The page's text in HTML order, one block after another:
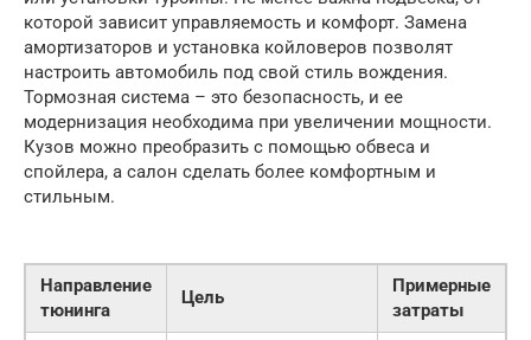
которой зависит управляемость и комфорт. Замена
амортизаторов и установка койловеров позволят
настроить автомобиль под свой стиль вождения.
Тормозная система – это безопасность, и ее
модернизация необходима при увеличении мощности.
Кузов можно преобразить с помощью обвеса и
спойлера, а салон сделать более комфортным и
стильным.
Направление
тюнинга
Цель
Примерные
затраты